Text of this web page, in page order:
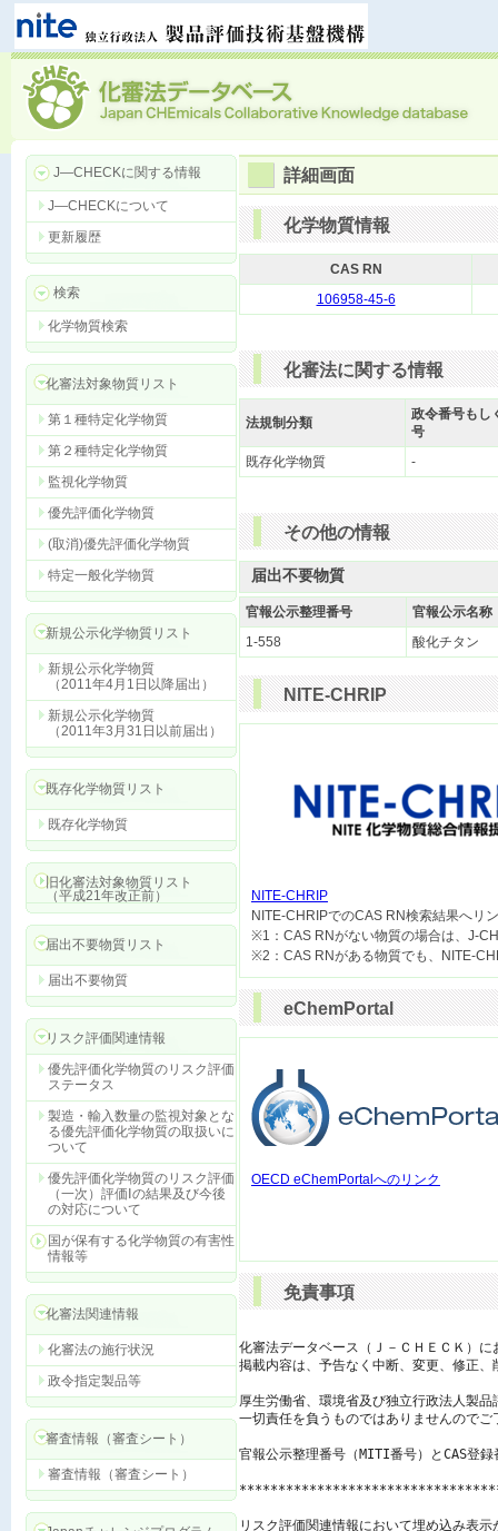
J―CHECKに関する情報
J―CHECKについて
更新履歴
検索
化学物質検索
化審法対象物質リスト
第１種特定化学物質
第２種特定化学物質
監視化学物質
優先評価化学物質
(取消)優先評価化学物質
特定一般化学物質
新規公示化学物質リスト
新規公示化学物質
（2011年4月1日以降届出）
新規公示化学物質
（2011年3月31日以前届出）
既存化学物質リスト
既存化学物質
旧化審法対象物質リスト
（平成21年改正前）
届出不要物質リスト
届出不要物質
リスク評価関連情報
優先評価化学物質のリスク評価
ステータス
製造・輸入数量の監視対象とな
る優先評価化学物質の取扱いに
ついて
優先評価化学物質のリスク評価
（一次）評価Ⅰの結果及び今後
の対応について
国が保有する化学物質の有害性
情報等
化審法関連情報
化審法の施行状況
政令指定製品等
審査情報（審査シート）
審査情報（審査シート）
詳細画面
化学物質情報
CAS RN
106958-45-6
化審法に関する情報
法規制分類
政令番号もし
号
既存化学物質
-
その他の情報
届出不要物質
官報公示整理番号
官報公示名称
1-558
酸化チタン
NITE-CHRIP
NITE-CHRIP
NITE-CHRIPでのCAS RN検索結果へリ
※1：CAS RNがない物質の場合は、J-
eChemPortal
OECD eChemPortalへのリンク
免責事項
化審法データベース（Ｊ－ＣＨＥＣＫ）
掲載内容は、予告なく中断、変更、修正
厚生労働省、環境省及び独立行政法人製
一切責任を負うものではありませんのでご
官報公示整理番号（MITI番号）とCAS登
リスク評価関連情報において埋め込み表